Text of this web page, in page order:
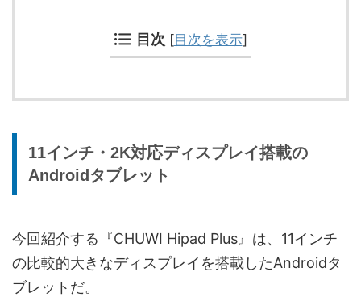
目次 [目次を表示]
11インチ・2K対応ディスプレイ搭載の
Androidタブレット
今回紹介する『CHUWI Hipad Plus』は、11インチ
の比較的大きなディスプレイを搭載したAndroidタ
ブレットだ。